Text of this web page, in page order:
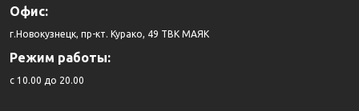
Офис:
г.Новокузнецк, пр-кт. Курако, 49 ТВК МАЯК
Режим работы:
c 10.00 до 20.00